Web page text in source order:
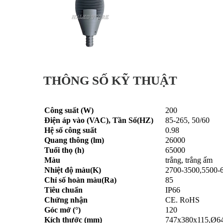
THÔNG SỐ KỸ THUẬT
Công suất (W)
200
Điện áp vào (VAC), Tần Số(HZ)
85-265, 50/60
Hệ số công suất
0.98
Quang thông (lm)
26000
Tuổi thọ (h)
65000
Màu
trắng, trắng ấm
Nhiệt độ màu(K)
2700-3500,5500-
Chỉ số hoàn màu(Ra)
85
Tiêu chuẩn
IP66
Chứng nhận
CE. RoHS
Góc mở (°)
120
Kích thước (mm)